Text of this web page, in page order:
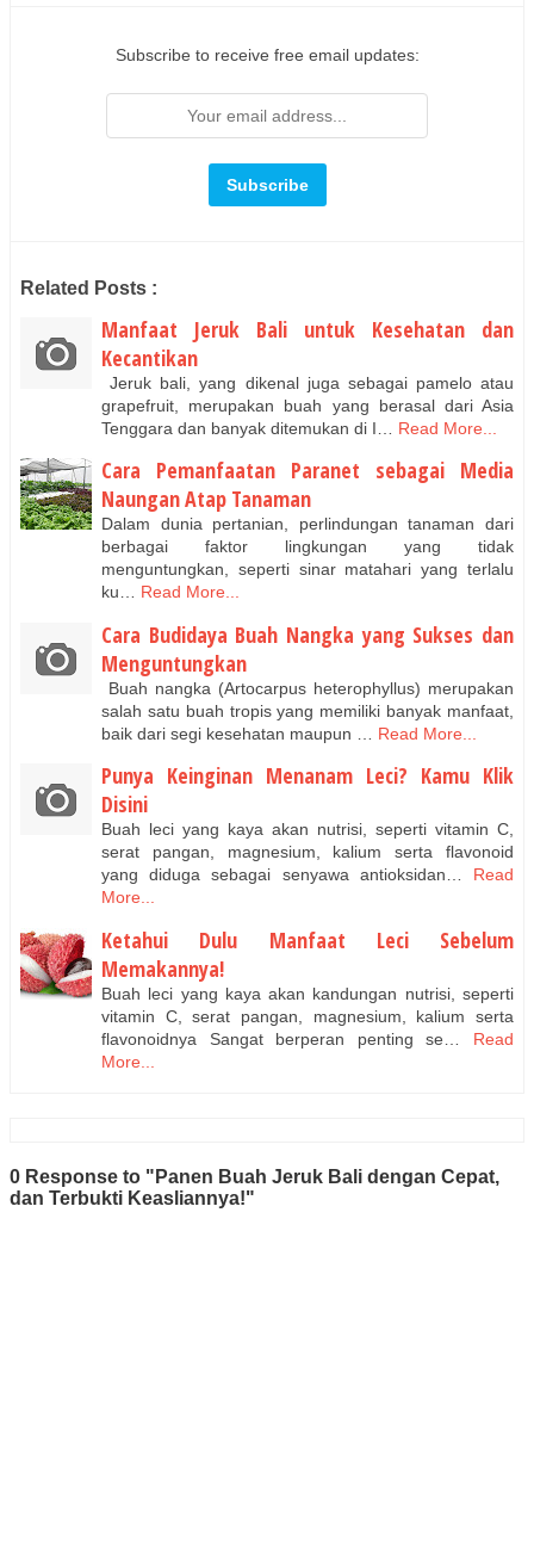
Subscribe to receive free email updates:
Related Posts :
Manfaat Jeruk Bali untuk Kesehatan dan
Kecantikan
Jeruk bali, yang dikenal juga sebagai pamelo atau
grapefruit, merupakan buah yang berasal dari Asia
Tenggara dan banyak ditemukan di I…
Read More...
Cara Pemanfaatan Paranet sebagai Media
Naungan Atap Tanaman
Dalam dunia pertanian, perlindungan tanaman dari
berbagai faktor lingkungan yang tidak
menguntungkan, seperti sinar matahari yang terlalu
ku…
Read More...
Cara Budidaya Buah Nangka yang Sukses dan
Menguntungkan
Buah nangka (Artocarpus heterophyllus) merupakan
salah satu buah tropis yang memiliki banyak manfaat,
baik dari segi kesehatan maupun …
Read More...
Punya Keinginan Menanam Leci? Kamu Klik
Disini
Buah leci yang kaya akan nutrisi, seperti vitamin C,
serat pangan, magnesium, kalium serta flavonoid
yang diduga sebagai senyawa antioksidan…
Read
More...
Ketahui Dulu Manfaat Leci Sebelum
Memakannya!
Buah leci yang kaya akan kandungan nutrisi, seperti
vitamin C, serat pangan, magnesium, kalium serta
flavonoidnya Sangat berperan penting se…
Read
More...
0 Response to "Panen Buah Jeruk Bali dengan Cepat,
dan Terbukti Keasliannya!"